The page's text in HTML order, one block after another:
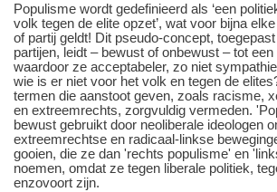
Populisme wordt gedefinieerd als ‘een
volk tegen de elite opzet’, wat voor bijna
of partij geldt! Dit pseudo-concept,
partijen, leidt – bewust of onbewust – tot
waardoor ze acceptabeler, zo niet
wie is er niet voor het volk en tegen de
termen die aanstoot geven, zoals racisme,
en extreemrechts, zorgvuldig vermeden.
bewust gebruikt door neoliberale ideologen
extreemrechtse en radicaal-linkse
gooien, die ze dan 'rechts populisme' en
noemen, omdat ze tegen liberale politiek,
enzovoort zijn.